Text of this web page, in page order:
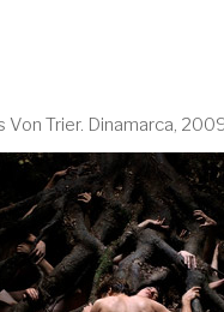
Von Trier. Dinamarca,